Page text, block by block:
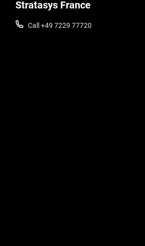
Stratasys France
Call +49 7229 77720